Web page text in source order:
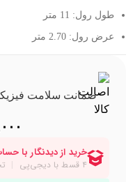
طول رول: 11 متر
عرض رول: 2.70 متر
ضمانت سلامت